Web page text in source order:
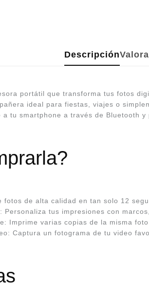
Descripción
portátil que transforma tus fotos
ideal para fiestas, viajes o
tu smartphone a través de Bluetooth
fotos de alta calidad en tan solo 12
Personaliza tus impresiones con
Imprime varias copias de la misma
Captura un fotograma de tu video